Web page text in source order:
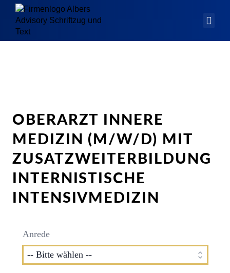
OBERARZT INNERE
MEDIZIN (M/W/D) MIT
ZUSATZWEITERBILDUNG
INTERNISTISCHE
INTENSIVMEDIZIN